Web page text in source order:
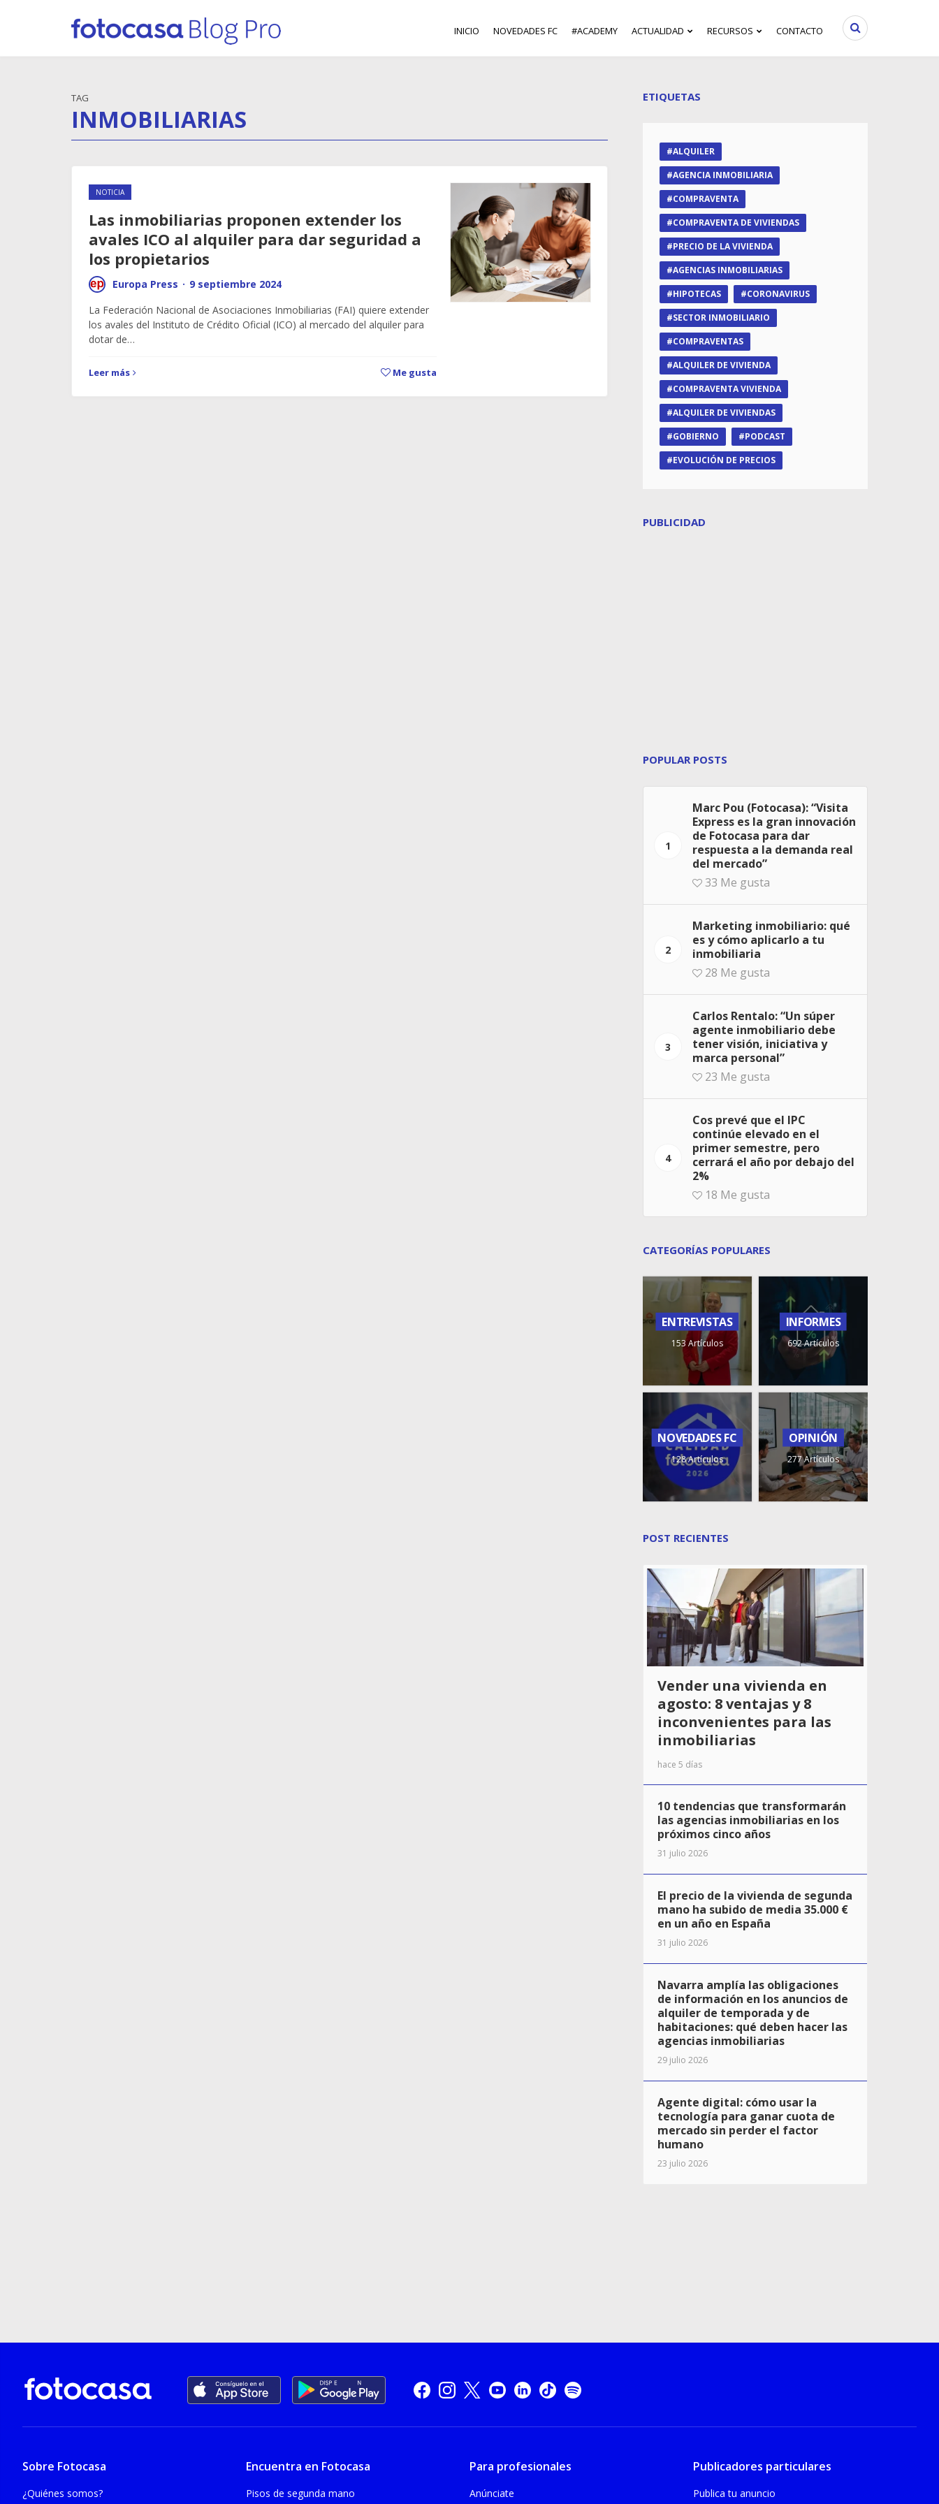
INICIO NOVEDADES FC #ACADEMY ACTUALIDAD RECURSOS CONTACTO
TAG
INMOBILIARIAS
NOTICIA
Las inmobiliarias proponen extender los
avales ICO al alquiler para dar seguridad a
los propietarios
Europa Press · 9 septiembre 2024
La Federación Nacional de Asociaciones Inmobiliarias (FAI) quiere extender
los avales del Instituto de Crédito Oficial (ICO) al mercado del alquiler para
dotar de…
Leer más Me gusta
ETIQUETAS
ALQUILER
AGENCIA INMOBILIARIA
COMPRAVENTA
COMPRAVENTA DE VIVIENDAS
PRECIO DE LA VIVIENDA
AGENCIAS INMOBILIARIAS
HIPOTECAS
CORONAVIRUS
SECTOR INMOBILIARIO
COMPRAVENTAS
ALQUILER DE VIVIENDA
COMPRAVENTA VIVIENDA
ALQUILER DE VIVIENDAS
GOBIERNO
PODCAST
EVOLUCIÓN DE PRECIOS
PUBLICIDAD
POPULAR POSTS
1
Marc Pou (Fotocasa): “Visita
Express es la gran innovación
de Fotocasa para dar
respuesta a la demanda real
del mercado”
33 Me gusta
2
Marketing inmobiliario: qué
es y cómo aplicarlo a tu
inmobiliaria
28 Me gusta
3
Carlos Rentalo: “Un súper
agente inmobiliario debe
tener visión, iniciativa y
marca personal”
23 Me gusta
4
Cos prevé que el IPC
continúe elevado en el
primer semestre, pero
cerrará el año por debajo del
2%
18 Me gusta
CATEGORÍAS POPULARES
ENTREVISTAS
153 Artículos
INFORMES
692 Artículos
NOVEDADES FC
128 Artículos
OPINIÓN
277 Artículos
POST RECIENTES
Vender una vivienda en
agosto: 8 ventajas y 8
inconvenientes para las
inmobiliarias
hace 5 días
10 tendencias que transformarán
las agencias inmobiliarias en los
próximos cinco años
31 julio 2026
El precio de la vivienda de segunda
mano ha subido de media 35.000 €
en un año en España
31 julio 2026
Navarra amplía las obligaciones
de información en los anuncios de
alquiler de temporada y de
habitaciones: qué deben hacer las
agencias inmobiliarias
29 julio 2026
Agente digital: cómo usar la
tecnología para ganar cuota de
mercado sin perder el factor
humano
23 julio 2026
Sobre Fotocasa
¿Quiénes somos?
Encuentra en Fotocasa
Pisos de segunda mano
Para profesionales
Anúnciate
Publicadores particulares
Publica tu anuncio